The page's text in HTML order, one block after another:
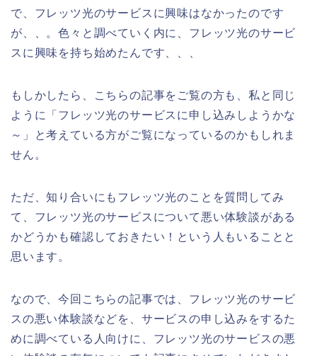
で、フレッツ光のサービスに興味はなかったのです
が、、。色々と調べていく内に、フレッツ光のサービ
スに興味を持ち始めたんです、、、
もしかしたら、こちらの記事をご覧の方も、私と同じ
ように「フレッツ光のサービスに申し込みしようかな
～」と考えている方がご覧になっているのかもしれま
せん。
ただ、知り合いにもフレッツ光のことを質問してみ
て、フレッツ光のサービスについて悪い体験談がある
かどうかも確認しておきたい！という人もいることと
思います。
なので、今回こちらの記事では、フレッツ光のサービ
スの悪い体験談などを、サービスの申し込みをするた
めに調べている人向けに、フレッツ光のサービスの悪